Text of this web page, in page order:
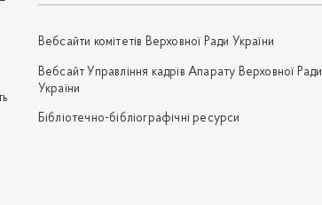
Вебсайти комітетів Верховної Ради України
Вебсайт Управління кадрів Апарату Верховної Ради
України
Бібліотечно-бібліографічні ресурси